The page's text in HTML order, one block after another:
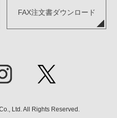
FAX注文書ダウンロード
Ltd. All Rights Reserved.